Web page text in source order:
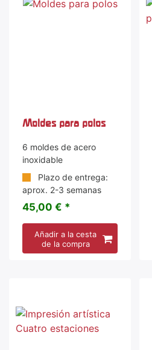
Moldes para polos
6 moldes de acero
inoxidable
Plazo de entrega:
aprox. 2-3 semanas
45,00 € *
Añadir a la cesta
de la compra